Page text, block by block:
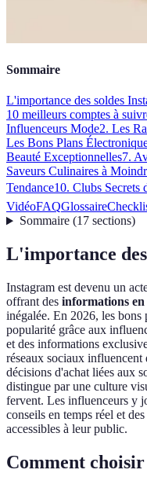
Sommaire
L'importance des soldes
10 meilleurs comptes à
Influenceurs Mode2. Les
Les Bons Plans
Beauté Exceptionnelles7.
Saveurs Culinaires à
Tendance10. Clubs Secrets
VidéoFAQGlossaire
Sommaire(17 sections)
L'importance
Instagram est devenu un
offrant des informations en
inégalée. En 2026, les bons
popularité grâce aux
et des informations
réseaux sociaux influencent
décisions d'achat liées aux
distingue par une culture
fervent. Les influenceurs y
conseils en temps réel et
accessibles à leur public.
Comment